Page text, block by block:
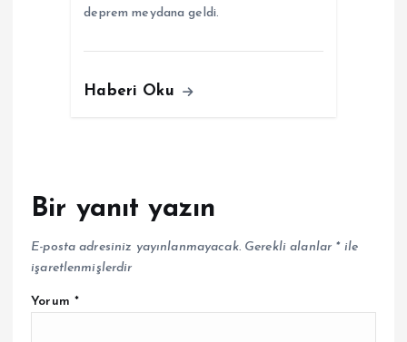
deprem meydana geldi.
Haberi Oku
Bir yanıt yazın
E-posta adresiniz yayınlanmayacak. Gerekli alanlar *ile
işaretlenmişlerdir
Yorum *